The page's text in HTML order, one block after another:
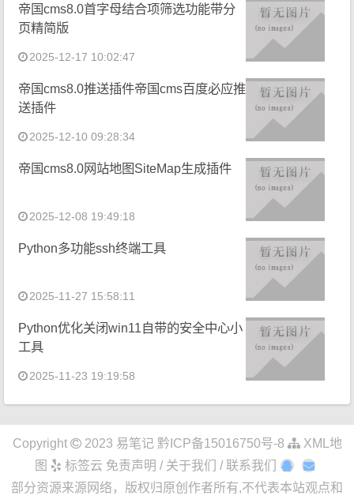
帝国cms8.0首字母结合项筛选功能带分
页精简版
2025-12-17 10:02:47
帝国cms8.0推送插件帝国cms百度必应推
送插件
2025-12-10 09:28:34
帝国cms8.0网站地图SiteMap生成插件
2025-12-08 19:49:18
Python多功能ssh终端工具
2025-11-27 15:58:11
Python优化关闭win11自带的安全中心小
工具
2025-11-23 19:19:58
Copyright 2023 易笔记 黔ICP备15016750号-8
XML地
图
标签云 免责声明 / 关于我们 / 联系我们
部分资源来源网络，版权归原创作者所有,不代表本站观点和